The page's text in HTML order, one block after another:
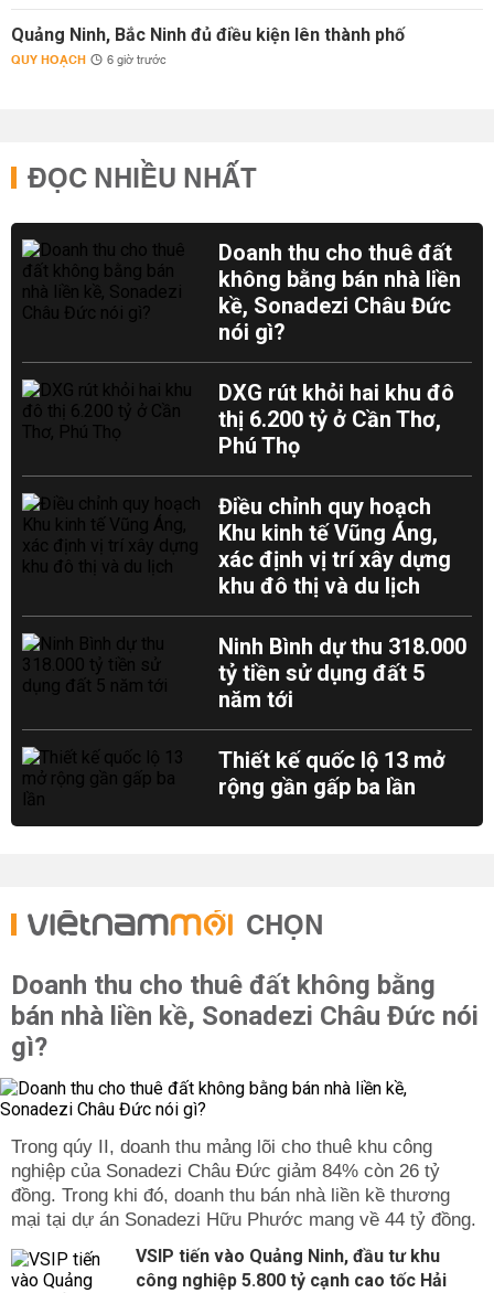
Quảng Ninh, Bắc Ninh đủ điều kiện lên thành phố
QUY HOẠCH 6 giờ trước
ĐỌC NHIỀU NHẤT
Doanh thu cho thuê đất
không bằng bán nhà liền
kề, Sonadezi Châu Đức
nói gì?
DXG rút khỏi hai khu đô
thị 6.200 tỷ ở Cần Thơ,
Phú Thọ
Điều chỉnh quy hoạch
Khu kinh tế Vũng Áng,
xác định vị trí xây dựng
khu đô thị và du lịch
Ninh Bình dự thu 318.000
tỷ tiền sử dụng đất 5
năm tới
Thiết kế quốc lộ 13 mở
rộng gần gấp ba lần
CHỌN
Doanh thu cho thuê đất không bằng
bán nhà liền kề, Sonadezi Châu Đức nói
gì?
Trong qúy II, doanh thu mảng lõi cho thuê khu công
nghiệp của Sonadezi Châu Đức giảm 84% còn 26 tỷ
đồng. Trong khi đó, doanh thu bán nhà liền kề thương
mại tại dự án Sonadezi Hữu Phước mang về 44 tỷ đồng.
VSIP tiến vào Quảng Ninh, đầu tư khu
công nghiệp 5.800 tỷ cạnh cao tốc Hải